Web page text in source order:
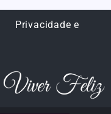
Privacidade e